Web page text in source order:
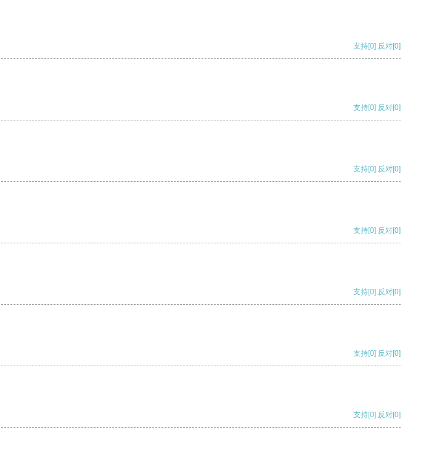
支持[0] 反对[0]
支持[0] 反对[0]
支持[0] 反对[0]
支持[0] 反对[0]
支持[0] 反对[0]
支持[0] 反对[0]
支持[0] 反对[0]